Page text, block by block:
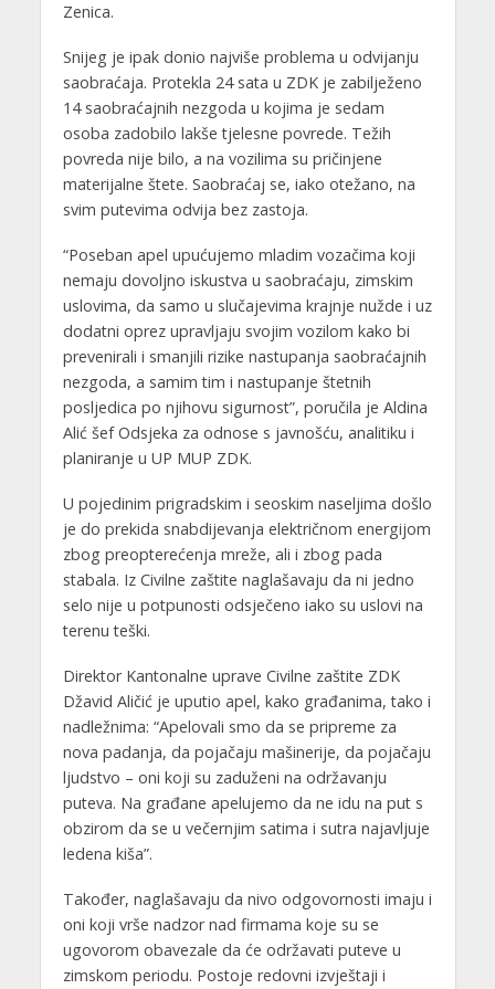
Zenica.
Snijeg je ipak donio najviše problema u odvijanju
saobraćaja. Protekla 24 sata u ZDK je zabilježeno
14 saobraćajnih nezgoda u kojima je sedam
osoba zadobilo lakše tjelesne povrede. Težih
povreda nije bilo, a na vozilima su pričinjene
materijalne štete. Saobraćaj se, iako otežano, na
svim putevima odvija bez zastoja.
“Poseban apel upućujemo mladim vozačima koji
nemaju dovoljno iskustva u saobraćaju, zimskim
uslovima, da samo u slučajevima krajnje nužde i uz
dodatni oprez upravljaju svojim vozilom kako bi
prevenirali i smanjili rizike nastupanja saobraćajnih
nezgoda, a samim tim i nastupanje štetnih
posljedica po njihovu sigurnost”, poručila je Aldina
Alić šef Odsjeka za odnose s javnošću, analitiku i
planiranje u UP MUP ZDK.
U pojedinim prigradskim i seoskim naseljima došlo
je do prekida snabdijevanja električnom energijom
zbog preopterećenja mreže, ali i zbog pada
stabala. Iz Civilne zaštite naglašavaju da ni jedno
selo nije u potpunosti odsječeno iako su uslovi na
terenu teški.
Direktor Kantonalne uprave Civilne zaštite ZDK
Džavid Aličić je uputio apel, kako građanima, tako i
nadležnima: “Apelovali smo da se pripreme za
nova padanja, da pojačaju mašinerije, da pojačaju
ljudstvo – oni koji su zaduženi na održavanju
puteva. Na građane apelujemo da ne idu na put s
obzirom da se u večernjim satima i sutra najavljuje
ledena kiša”.
Također, naglašavaju da nivo odgovornosti imaju i
oni koji vrše nadzor nad firmama koje su se
ugovorom obavezale da će održavati puteve u
zimskom periodu. Postoje redovni izvještaji i